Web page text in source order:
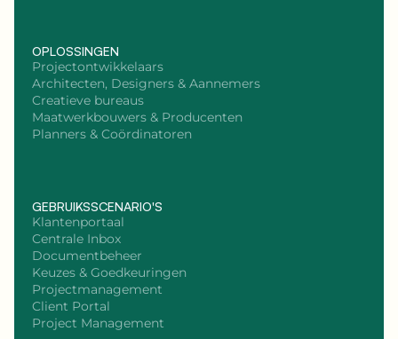
OPLOSSINGEN
Projectontwikkelaars
Architecten, Designers & Aannemers
Creatieve bureaus
Maatwerkbouwers & Producenten
Planners & Coördinatoren
GEBRUIKSSCENARIO'S
Klantenportaal
Centrale Inbox
Documentbeheer
Keuzes & Goedkeuringen
Projectmanagement
Client Portal
Project Management